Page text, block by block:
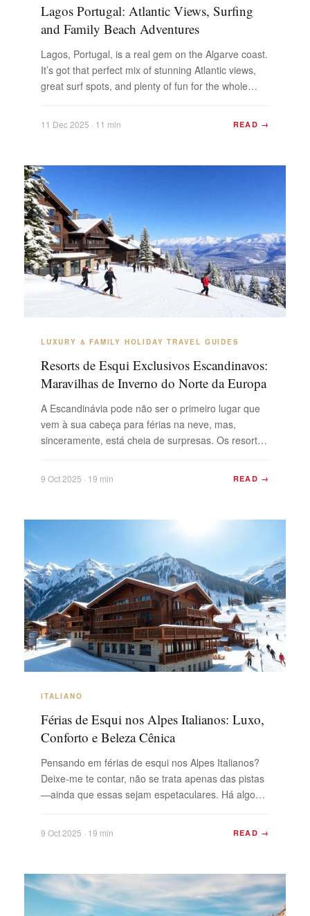
Lagos Portugal: Atlantic Views, Surfing
and Family Beach Adventures
Lagos, Portugal, is a real gem on the Algarve coast.
It’s got that perfect mix of stunning Atlantic views,
great surf spots, and plenty of fun for the whole
family. Whether you’re looking to catch your first
11 Dec 2025 · 11 min READ →
LUXURY & FAMILY HOLIDAY TRAVEL GUIDES
Resorts de Esqui Exclusivos Escandinavos:
Maravilhas de Inverno do Norte da Europa
A Escandinávia pode não ser o primeiro lugar que
vem à sua cabeça para férias na neve, mas,
sinceramente, está cheia de surpresas. Os resorts
de esqui exclusivos na Escandinávia são sinônimo
9 Oct 2025 · 19 min READ →
ITALIANO
Férias de Esqui nos Alpes Italianos: Luxo,
Conforto e Beleza Cênica
Pensando em férias de esqui nos Alpes Italianos?
Deixe-me te contar, não se trata apenas das pistas
—ainda que essas sejam espetaculares. Há algo
especial em acordar com picos nevados ao fundo,
refeição, ...
9 Oct 2025 · 19 min READ →